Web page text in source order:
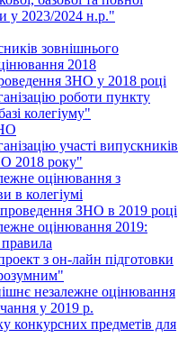
у 2023/2024 н.р."
зовнішнього
2018
ЗНО у 2018 році
роботи пункту
колегіуму"
участі випускників
2018 року"
оцінювання з
в колегіумі
ЗНО в 2019 році
оцінювання 2019:
правила
з он-лайн підготовки
незалежне оцінювання
у 2019 р.
конкурсних предметів для